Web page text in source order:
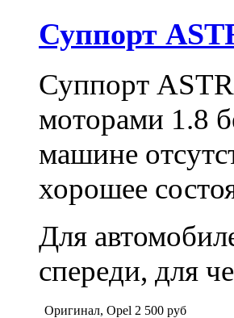
Суппорт
Суппорт
моторами 1.8
машине
хорошее
Для
спереди, для
Оригинал, Opel 2 500 руб